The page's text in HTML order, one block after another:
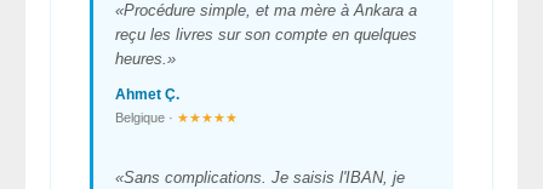
«Procédure simple, et ma mère à Ankara a
reçu les livres sur son compte en quelques
heures.»
Ahmet Ç.
Belgique · ★★★★★
«Sans complications. Je saisis l'IBAN, je